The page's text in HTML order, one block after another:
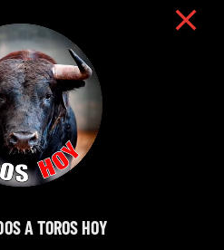
A TOROS HOY